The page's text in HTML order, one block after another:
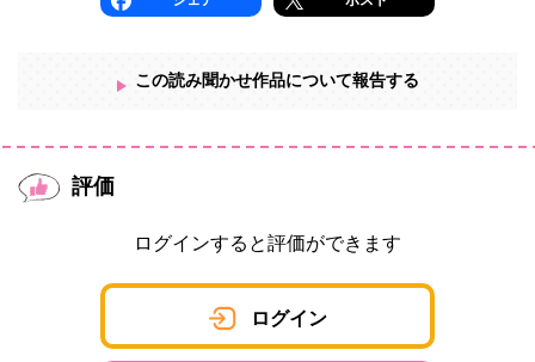
この読み聞かせ作品について報告する
評価
ログインすると評価ができます
ログイン